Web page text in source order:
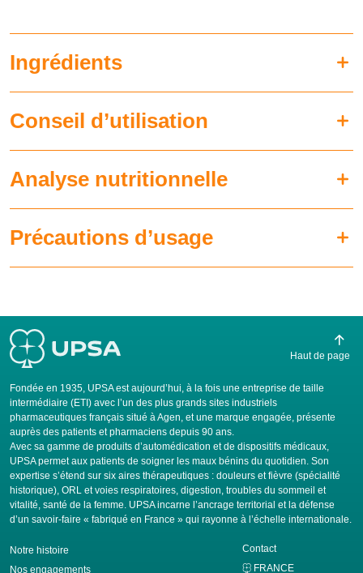
Ingrédients
Conseil d’utilisation
Analyse nutritionnelle
Précautions d’usage
Fondée en 1935, UPSA est aujourd’hui, à la fois une entreprise de taille
intermédiaire (ETI) avec l’un des plus grands sites industriels
pharmaceutiques français situé à Agen, et une marque engagée, présente
auprès des patients et pharmaciens depuis 90 ans.
Avec sa gamme de produits d’automédication et de dispositifs médicaux,
UPSA permet aux patients de soigner les maux bénins du quotidien. Son
expertise s’étend sur six aires thérapeutiques : douleurs et fièvre (spécialité
historique), ORL et voies respiratoires, digestion, troubles du sommeil et
vitalité, santé de la femme. UPSA incarne l’ancrage territorial et la défense
d’un savoir-faire « fabriqué en France » qui rayonne à l’échelle internationale.
Notre histoire
Nos engagements
Contact
FRANCE
Haut de page